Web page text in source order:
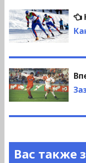
Навигация
по
записям
Вас также